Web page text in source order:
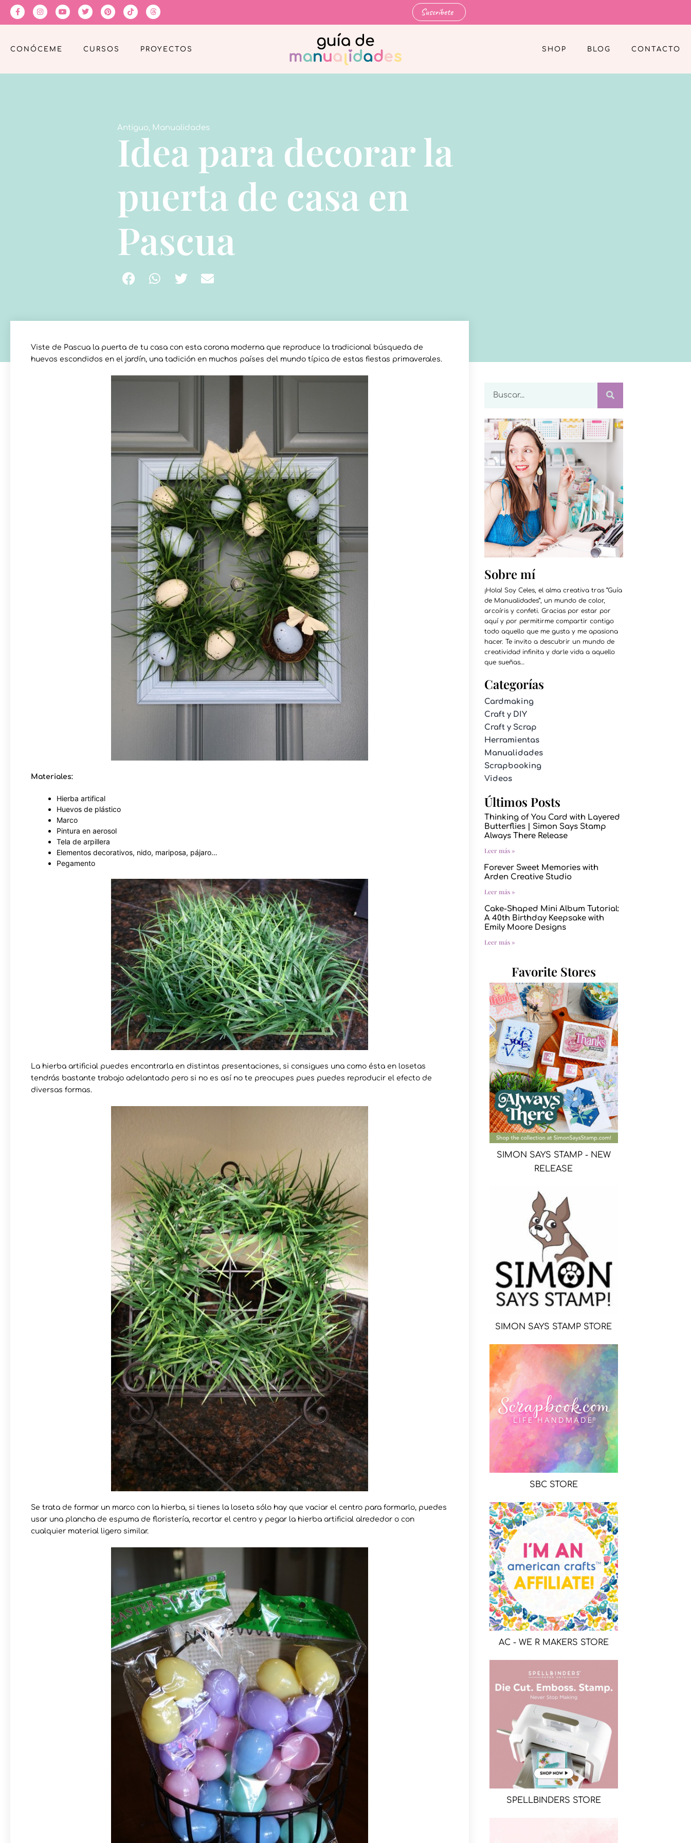
Suscríbete
CONÓCEME CURSOS PROYECTOS SHOP BLOG CONTACTO
Antiguo, Manualidades
Idea para decorar la
puerta de casa en
Pascua
Viste de Pascua la puerta de tu casa con esta corona moderna que reproduce la tradicional búsqueda de
huevos escondidos en el jardín, una tadición en muchos países del mundo típica de estas fiestas primaverales.
Materiales:
Hierba artifical
Huevos de plástico
Marco
Pintura en aerosol
Tela de arpillera
Elementos decorativos, nido, mariposa, pájaro…
Pegamento
La hierba artificial puedes encontrarla en distintas presentaciones, si consigues una como ésta en losetas
tendrás bastante trabajo adelantado pero si no es así no te preocupes pues puedes reproducir el efecto de
diversas formas.
Se trata de formar un marco con la hierba, si tienes la loseta sólo hay que vaciar el centro para formarlo, puedes
usar una plancha de espuma de floristería, recortar el centro y pegar la hierba artificial alrededor o con
cualquier material ligero similar.
Sobre mí
¡Hola! Soy Celes, el alma creativa tras “Guía
de Manualidades”, un mundo de color,
arcoíris y confeti. Gracias por estar por
aquí y por permitirme compartir contigo
todo aquello que me gusta y me apasiona
hacer. Te invito a descubrir un mundo de
creatividad infinita y darle vida a aquello
que sueñas…
Categorías
Cardmaking
Craft y DIY
Craft y Scrap
Herramientas
Manualidades
Scrapbooking
Videos
Últimos Posts
Thinking of You Card with Layered
Butterflies | Simon Says Stamp
Always There Release
Leer más »
Forever Sweet Memories with
Arden Creative Studio
Leer más »
Cake-Shaped Mini Album Tutorial:
A 40th Birthday Keepsake with
Emily Moore Designs
Leer más »
Favorite Stores
SIMON SAYS STAMP - NEW
RELEASE
SIMON SAYS STAMP STORE
SBC STORE
AC - WE R MAKERS STORE
SPELLBINDERS STORE